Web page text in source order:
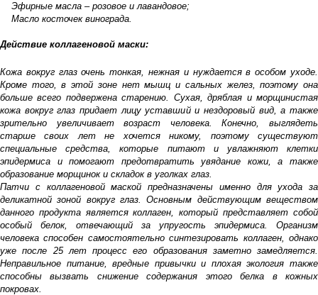
Эфирные масла – розовое и лавандовое;
Масло косточек винограда.
Действие коллагеновой маски:
Кожа вокруг глаз очень тонкая, нежная и нуждается в особом уходе.
Кроме того, в этой зоне нет мышц и сальных желез, поэтому она
больше всего подвержена старению. Сухая, дряблая и морщинистая
кожа вокруг глаз придает лицу уставший и нездоровый вид, а также
зрительно увеличивает возраст человека. Конечно, выглядеть
старше своих лет не хочется никому, поэтому существуют
специальные средства, которые питают и увлажняют клетки
эпидермиса и помогают предотвратить увядание кожи, а также
образование морщинок и складок в уголках глаз.
Патчи с коллагеновой маской предназначены именно для ухода за
деликатной зоной вокруг глаз. Основным действующим веществом
данного продукта является коллаген, который представляет собой
особый белок, отвечающий за упругость эпидермиса. Организм
человека способен самостоятельно синтезировать коллаген, однако
уже после 25 лет процесс его образования заметно замедляется.
Неправильное питание, вредные привычки и плохая экология также
способны вызвать снижение содержания этого белка в кожных
покровах.